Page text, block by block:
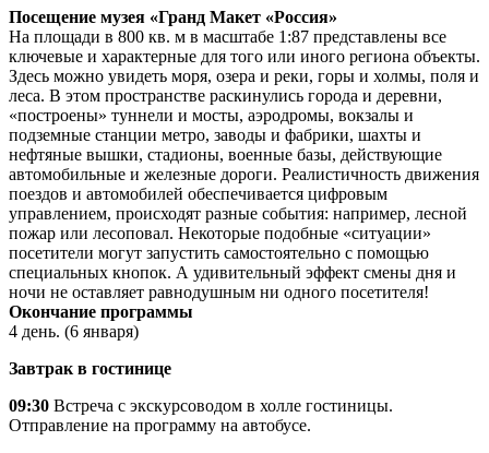
Посещение музея «Гранд Макет «Россия»
На площади в 800 кв. м в масштабе 1:87 представлены все
ключевые и характерные для того или иного региона объекты.
Здесь можно увидеть моря, озера и реки, горы и холмы, поля и
леса. В этом пространстве раскинулись города и деревни,
«построены» туннели и мосты, аэродромы, вокзалы и
подземные станции метро, заводы и фабрики, шахты и
нефтяные вышки, стадионы, военные базы, действующие
автомобильные и железные дороги. Реалистичность движения
поездов и автомобилей обеспечивается цифровым
управлением, происходят разные события: например, лесной
пожар или лесоповал. Некоторые подобные «ситуации»
посетители могут запустить самостоятельно с помощью
специальных кнопок. А удивительный эффект смены дня и
ночи не оставляет равнодушным ни одного посетителя!
Окончание программы
4 день. (6 января)
Завтрак в гостинице
09:30 Встреча с экскурсоводом в холле гостиницы.
Отправление на программу на автобусе.